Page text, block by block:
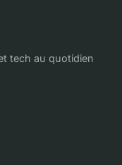
tech au quotidien